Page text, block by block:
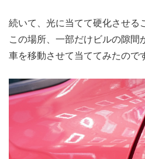
続いて、光に当てて硬化させる
この場所、一部だけビルの隙間
車を移動させて当ててみたので